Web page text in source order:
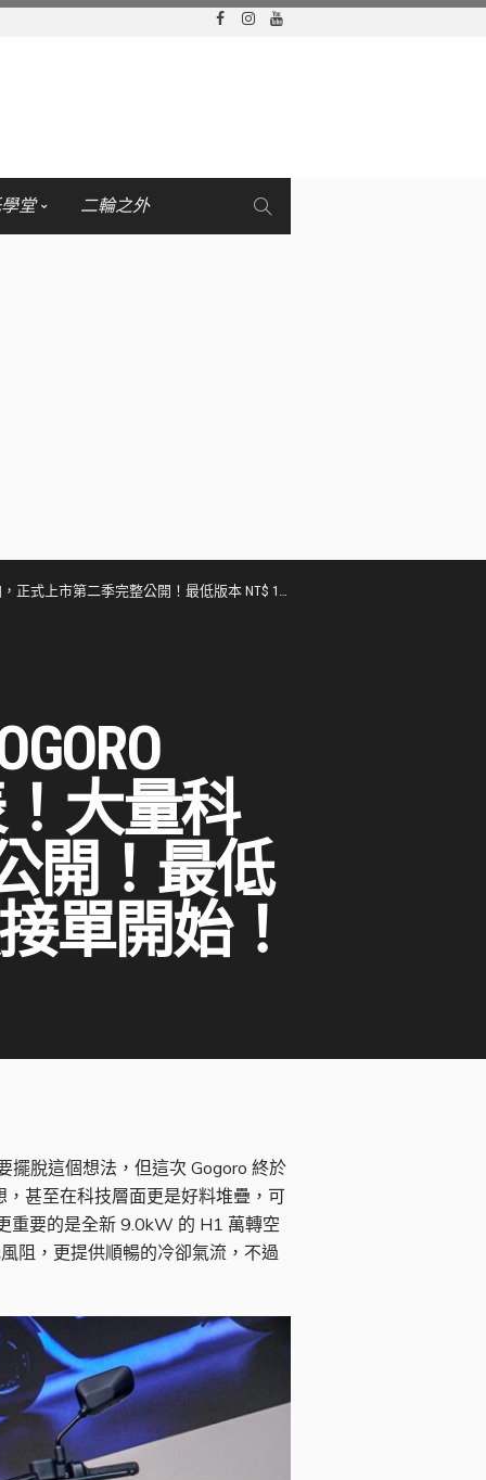
堂 二輪之外
公開！最低版本 NT$ 109,800 元起，即刻預接單開始！
！大量科
開！最低
單開始！
擺脫這個想法，但這次 Gogoro 終於
甚至在科技層面更是好料堆疊，可
重要的是全新 9.0kW 的 H1 萬轉空
阻，更提供順暢的冷卻氣流，不過